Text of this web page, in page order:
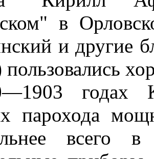
в
и другие
пользовались
годах
парохода